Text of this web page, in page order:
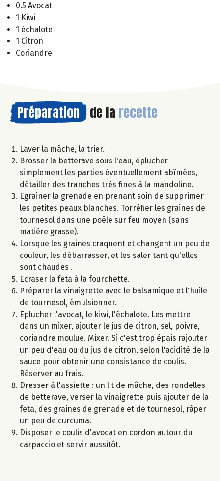
0.5 Avocat
1 Kiwi
1 échalote
1 Citron
Coriandre
Préparation de la recette
Laver la mâche, la trier.
Brosser la betterave sous l'eau, éplucher
simplement les parties éventuellement abîmées,
détailler des tranches très fines à la mandoline.
Egrainer la grenade en prenant soin de supprimer
les petites peaux blanches. Torréfier les graines de
tournesol dans une poêle sur feu moyen (sans
matière grasse).
Lorsque les graines craquent et changent un peu de
couleur, les débarrasser, et les saler tant qu'elles
sont chaudes .
Ecraser la feta à la fourchette.
Préparer la vinaigrette avec le balsamique et l'huile
de tournesol, émulsionner.
Eplucher l'avocat, le kiwi, l'échalote. Les mettre
dans un mixer, ajouter le jus de citron, sel, poivre,
coriandre moulue. Mixer. Si c'est trop épais rajouter
un peu d'eau ou du jus de citron, selon l'acidité de la
sauce pour obtenir une consistance de coulis.
Réserver au frais.
Dresser à l'assiette : un lit de mâche, des rondelles
de betterave, verser la vinaigrette puis ajouter de la
feta, des graines de grenade et de tournesol, râper
un peu de curcuma.
Disposer le coulis d'avocat en cordon autour du
carpaccio et servir aussitôt.